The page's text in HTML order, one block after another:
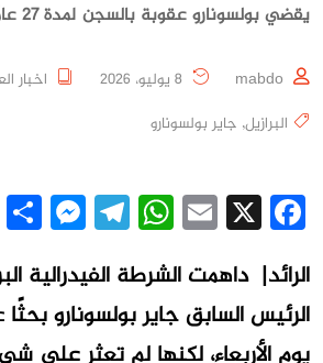
يقضي بولسونارو عقوبة بالسجن لمدة 27 عامًا
mabdo
اخبار
البرازيل, جاير بولسونارو
Facebook
X
Email
WhatsApp
الرائد| داهمت الشرطة الفيدرالية
الرئيس السابق جاير بولسونارو